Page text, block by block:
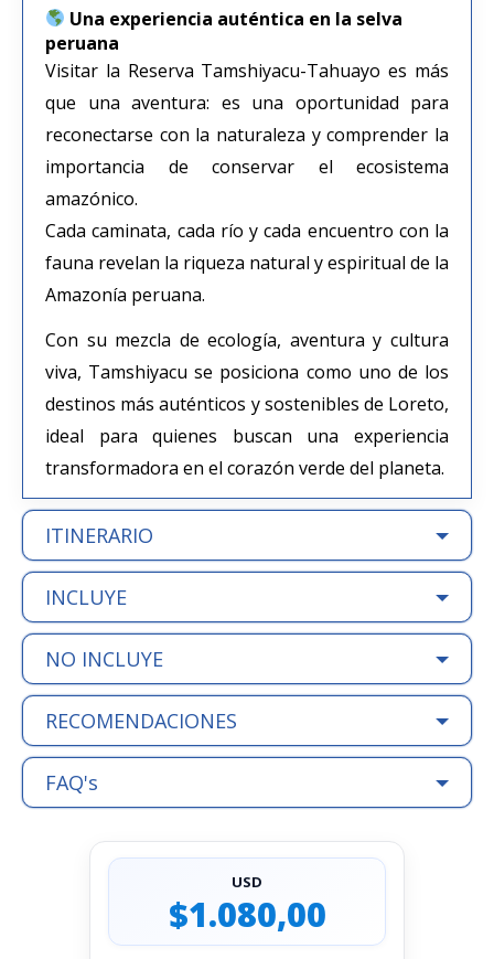
Una experiencia auténtica en la selva
peruana
Visitar la Reserva Tamshiyacu-Tahuayo es más
que una aventura: es una oportunidad para
reconectarse con la naturaleza y comprender la
importancia de conservar el ecosistema
amazónico.
Cada caminata, cada río y cada encuentro con la
fauna revelan la riqueza natural y espiritual de la
Amazonía peruana.
Con su mezcla de ecología, aventura y cultura
viva, Tamshiyacu se posiciona como uno de los
destinos más auténticos y sostenibles de Loreto,
ideal para quienes buscan una experiencia
transformadora en el corazón verde del planeta.
ITINERARIO
INCLUYE
NO INCLUYE
RECOMENDACIONES
FAQ's
USD
$1.080,00